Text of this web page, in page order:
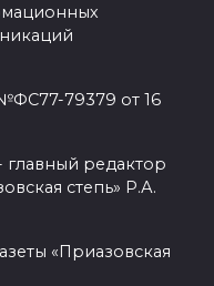
79379 от 16
главный редактор
степь» Р.А.
«Приазовская